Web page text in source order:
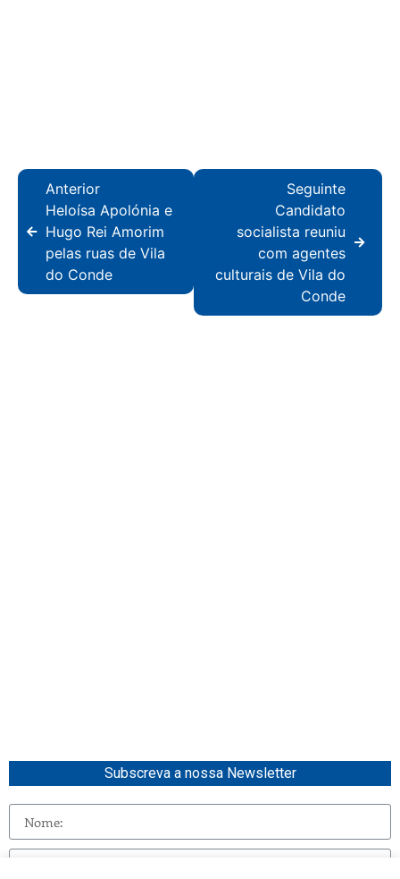
Anterior
Heloísa Apolónia e
Hugo Rei Amorim
pelas ruas de Vila
do Conde
Seguinte
Candidato
socialista reuniu
com agentes
culturais de Vila do
Conde
Subscreva a nossa Newsletter